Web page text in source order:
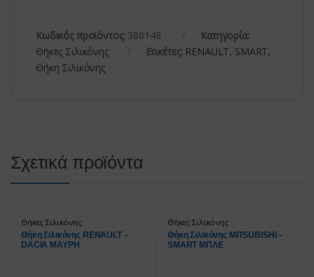
Κωδικός προϊόντος: 380148
Κατηγορία:
Θήκες Σιλικόνης
Ετικέτες: RENAULT, SMART,
Θήκη Σιλικόνης
Σχετικά προϊόντα
Θήκες Σιλικόνης
Θήκη Σιλικόνης RENAULT –
DACIA ΜΑΥΡΗ
Θήκες Σιλικόνης
Θήκη Σιλικόνης MITSUBISHI –
SMART ΜΠΛΕ